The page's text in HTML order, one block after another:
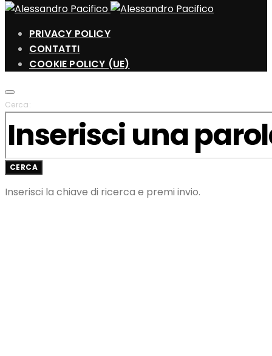
PRIVACY POLICY
CONTATTI
COOKIE POLICY (UE)
Cerca:
CERCA
Inserisci la chiave di ricerca e premi invio.